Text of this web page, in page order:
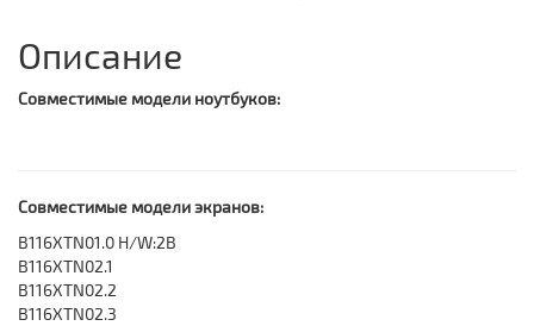
Описание
Совместимые модели ноутбуков:
Совместимые модели экранов:
B116XTN01.0 H/W:2B
B116XTN02.1
B116XTN02.2
B116XTN02.3